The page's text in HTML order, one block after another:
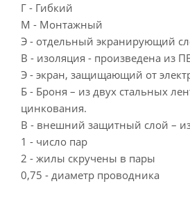
Г - Гибкий
М - Монтажный
Э - отдельный экранирующий
В - изоляция - произведена из
Э - экран, защищающий от
Б - Броня – из двух стальных
цинкования.
В - внешний защитный слой –
1 - число пар
2 - жилы скручены в пары
0,75 - диаметр проводника